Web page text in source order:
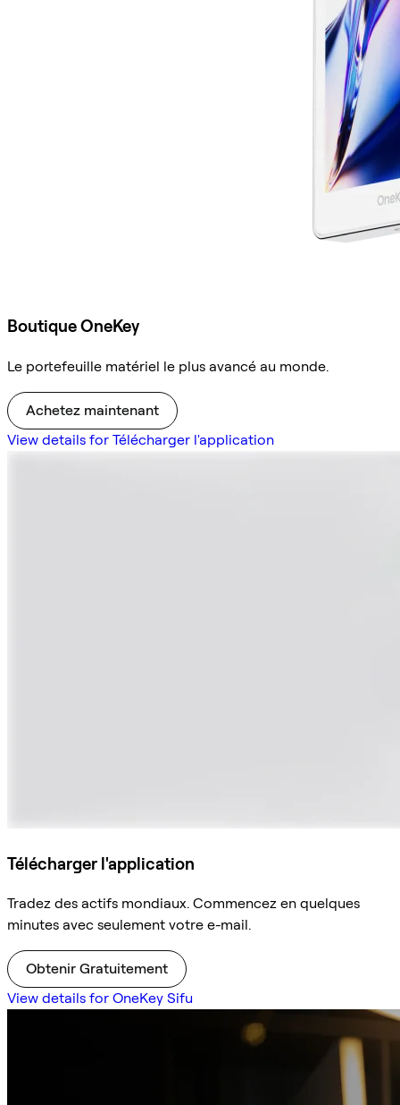
Boutique OneKey
Le portefeuille matériel le plus avancé au monde.
Achetez maintenant
View details for Télécharger l'application
Télécharger l'application
Tradez des actifs mondiaux. Commencez en quelques
minutes avec seulement votre e-mail.
Obtenir Gratuitement
View details for OneKey Sifu